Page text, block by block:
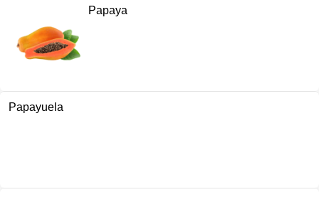
Papaya
Papayuela